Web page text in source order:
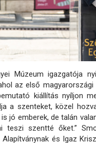
Múzeum igazgatója
az első
kiállítás nyíljon
a szenteket, közel
jó emberek, de talán
szentté őket.”
és Igaz